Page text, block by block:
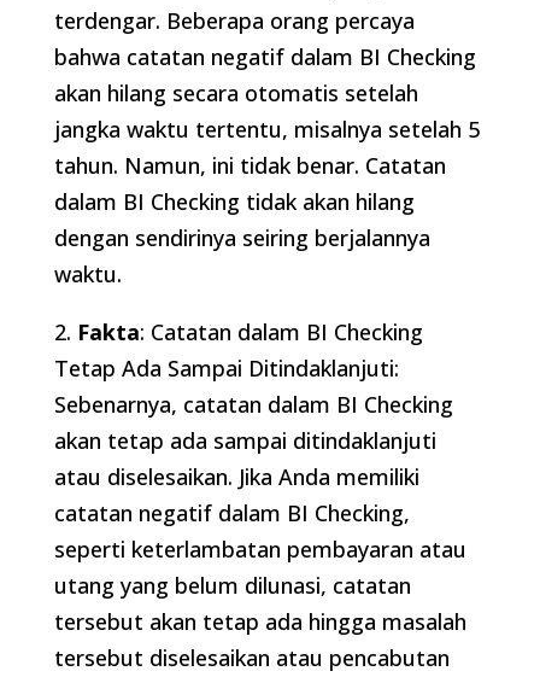
terdengar. Beberapa orang percaya
bahwa catatan negatif dalam BI Checking
akan hilang secara otomatis setelah
jangka waktu tertentu, misalnya setelah 5
tahun. Namun, ini tidak benar. Catatan
dalam BI Checking tidak akan hilang
dengan sendirinya seiring berjalannya
waktu.
2. Fakta: Catatan dalam BI Checking
Tetap Ada Sampai Ditindaklanjuti:
Sebenarnya, catatan dalam BI Checking
akan tetap ada sampai ditindaklanjuti
atau diselesaikan. Jika Anda memiliki
catatan negatif dalam BI Checking,
seperti keterlambatan pembayaran atau
utang yang belum dilunasi, catatan
tersebut akan tetap ada hingga masalah
tersebut diselesaikan atau pencabutan